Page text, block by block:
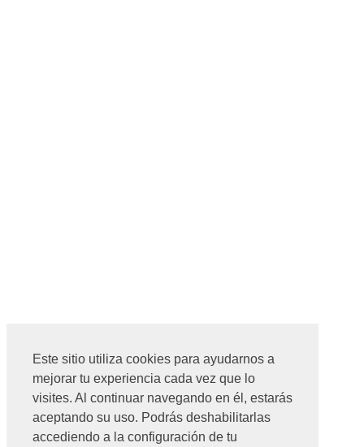
Este sitio utiliza cookies para ayudarnos a
mejorar tu experiencia cada vez que lo
visites. Al continuar navegando en él, estarás
aceptando su uso. Podrás deshabilitarlas
accediendo a la configuración de tu